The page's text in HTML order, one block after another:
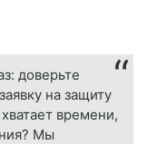
доверьте
на защиту
времени,
Мы